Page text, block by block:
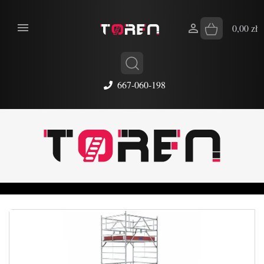
667-060-198
 0,00 zł
